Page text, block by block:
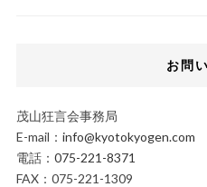
お問
茂山狂言会事務局
E-mail： info@kyotokyogen.com
電話： 075-221-8371
FAX：075-221-1309